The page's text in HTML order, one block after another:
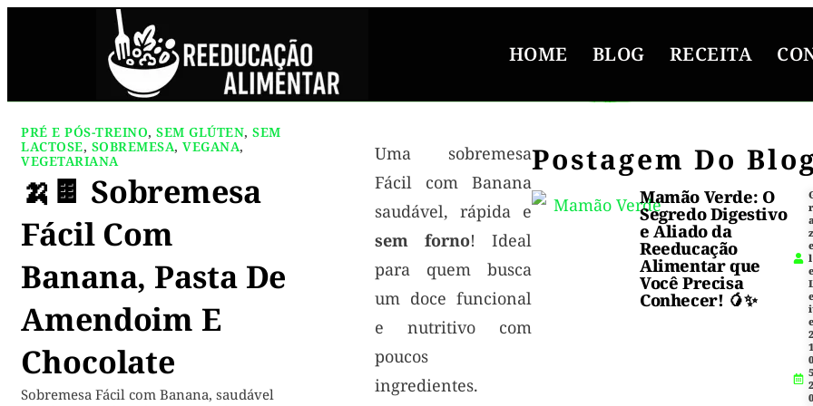
HOME BLOG RECEITA
PRÉ E PÓS-TREINO, SEM GLÚTEN, SEM
LACTOSE, SOBREMESA, VEGANA,
VEGETARIANA
🍌🍫 Sobremesa
Fácil Com
Banana, Pasta De
Amendoim E
Chocolate
Sobremesa Fácil com Banana, saudável
Uma sobremesa
Fácil com Banana
saudável, rápida e
sem forno! Ideal
para quem busca
um doce funcional
e nutritivo com
poucos
ingredientes.
Postagem Do
Mamão Verde: O
Segredo Digestivo
e Aliado da
Reeducação
Alimentar que
Você Precisa
Conhecer! 🥭✨
r
l
2
0
2
0